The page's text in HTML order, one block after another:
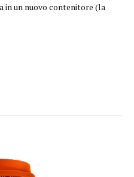
in un nuovo contenitore (la